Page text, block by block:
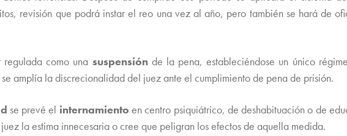
revisión que podrá instar el reo una vez al año, pero también se hará de
regulada como una suspensiónde la pena, estableciéndose un único
amplía la discrecionalidad del juez ante el cumplimiento de pena de prisión.
se prevé el internamiento en centro psiquiátrico, de deshabituación o de
la estima innecesaria o cree que peligran los efectos de aquella medida.